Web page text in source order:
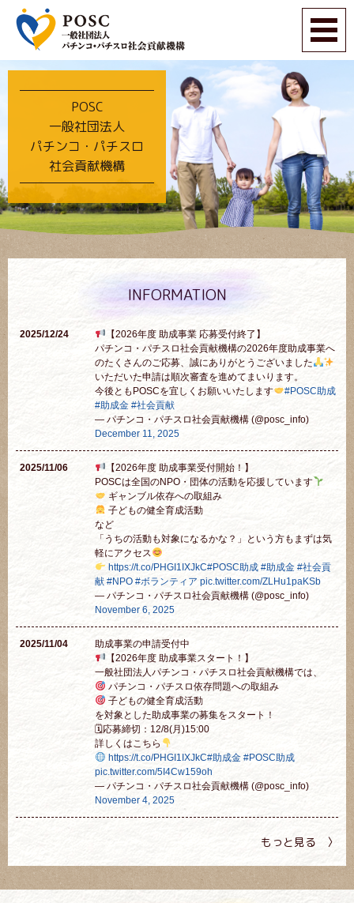
POSC
一般社団法人
パチンコ・パチスロ
社会貢献機構
INFORMATION
2025/12/24
【2026年度 助成事業 応募受付終了】
パチンコ・パチスロ社会貢献機構の2026年度助成事業へ
のたくさんのご応募、誠にありがとうございました
いただいた申請は順次審査を進めてまいります。
今後ともPOSCを宜しくお願いいたします
#POSC助成
#助成金 #社会貢献
— パチンコ・パチスロ社会貢献機構 (@posc_info)
December 11, 2025
2025/11/06
【2026年度 助成事業受付開始！】
POSCは全国のNPO・団体の活動を応援しています
ギャンブル依存への取組み
子どもの健全育成活動
など
「うちの活動も対象になるかな？」という方もまずは気
軽にアクセス
https://t.co/PHGI1IXJkC#POSC助成 #助成金 #社会貢
献 #NPO #ボランティア pic.twitter.com/ZLHu1paKSb
— パチンコ・パチスロ社会貢献機構 (@posc_info)
November 6, 2025
2025/11/04
助成事業の申請受付中
【2026年度 助成事業スタート！】
一般社団法人パチンコ・パチスロ社会貢献機構では、
パチンコ・パチスロ依存問題への取組み
子どもの健全育成活動
を対象とした助成事業の募集をスタート！
🗓応募締切：12/8(月)15:00
詳しくはこちら
https://t.co/PHGI1IXJkC#助成金 #POSC助成
pic.twitter.com/5I4Cw159oh
— パチンコ・パチスロ社会貢献機構 (@posc_info)
November 4, 2025
もっと見る 〉